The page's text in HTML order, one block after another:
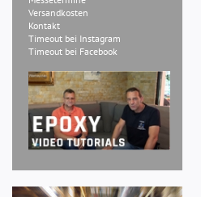
Versandkosten
Kontakt
Timeout bei Instagram
Timeout bei Facebook